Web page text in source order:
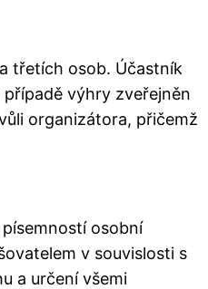
třetích osob. Účastník
výhry zveřejněn
organizátora, přičemž
osobní
v souvislosti s
a určení všemi